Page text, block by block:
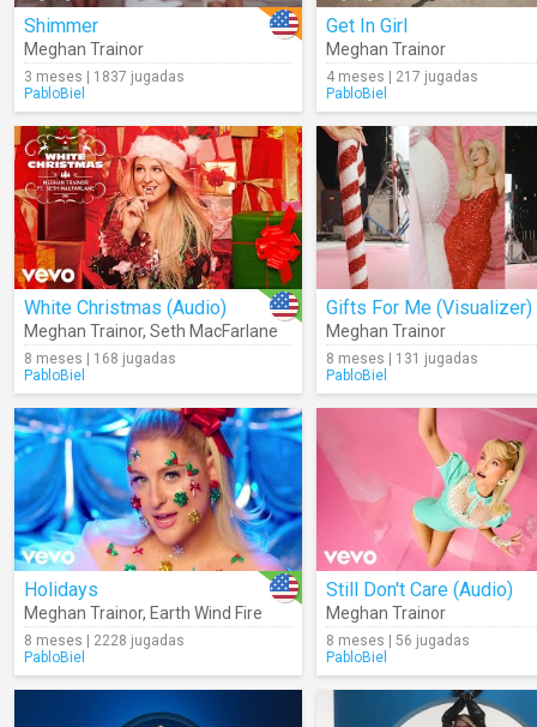
Shimmer
Meghan Trainor
3 meses | 1837 jugadas
PabloBiel
Get In Girl
Meghan Trainor
4 meses | 217 jugadas
PabloBiel
White Christmas (Audio)
Meghan Trainor, Seth MacFarlane
8 meses | 168 jugadas
PabloBiel
Gifts For Me (Visualizer)
Meghan Trainor
8 meses | 131 jugadas
PabloBiel
Holidays
Meghan Trainor, Earth Wind Fire
8 meses | 2228 jugadas
PabloBiel
Still Don't Care (Audio)
Meghan Trainor
8 meses | 56 jugadas
PabloBiel